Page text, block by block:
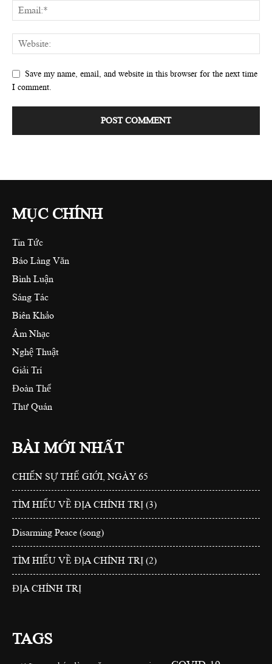
Save my name, email, and website in this browser for the next time
I comment.
MỤC CHÍNH
Tin Tức
Báo Làng Văn
Bình Luận
Sáng Tác
Biên Khảo
Âm Nhạc
Nghệ Thuật
Giải Trí
Đoàn Thể
Thư Quán
BÀI MỚI NHẤT
CHIẾN SỰ THẾ GIỚI, NGÀY 65
TÌM HIỂU VỀ ĐỊA CHÍNH TRỊ (3)
Disarming Peace (song)
TÌM HIỂU VỀ ĐỊA CHÍNH TRỊ (2)
ĐỊA CHÍNH TRỊ
TAGS